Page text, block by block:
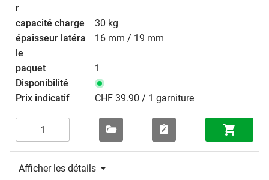
30 kg
16 mm / 19 mm
1
CHF 39.90 / 1 garniture
Afficher les détails